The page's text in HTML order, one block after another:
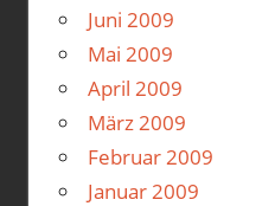
Juni 2009
Mai 2009
April 2009
März 2009
Februar 2009
Januar 2009